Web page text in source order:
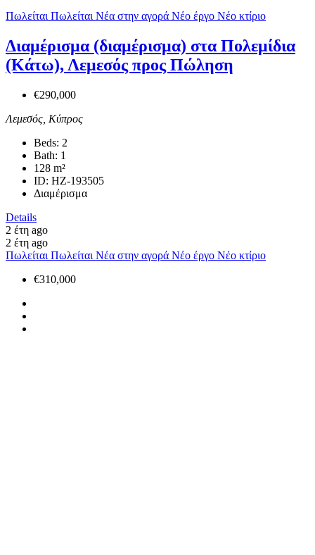
Πωλείται Πωλείται Νέα στην αγορά Νέο έργο Νέο κτίριο
Διαμέρισμα (διαμέρισμα) στα Πολεμίδια
(Κάτω), Λεμεσός προς Πώληση
€290,000
Λεμεσός, Κύπρος
Beds: 2
Bath: 1
128 m²
ID: HZ-193505
Διαμέρισμα
Details
2 έτη ago
2 έτη ago
Πωλείται Πωλείται Νέα στην αγορά Νέο έργο Νέο κτίριο
€310,000